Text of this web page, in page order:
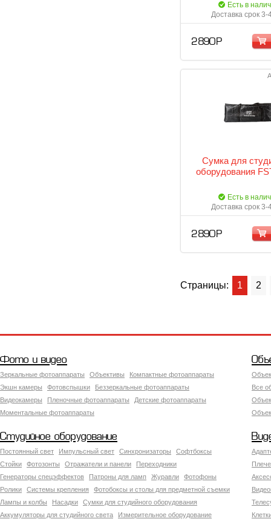
Есть в
Доставка срок 3-
2 890 Р
Сумка для
оборудования
Есть в
Доставка срок 3-
2 890 Р
Страницы: 1 2
Фото и видео
Зеркальные фотоаппараты Объективы
Компактные фотоаппараты
Экшн камеры
Фотовспышки
Беззеркальные фотоаппараты
Видеокамеры
Пленочные фотоаппараты
Детские фотоаппараты
Моментальные фотоаппараты
Все
Студийное оборудование
Постоянный свет Импульсный свет Синхронизаторы
Софтбоксы
Стойки
Фотозонты Отражатели и панели
Переходники
Генераторы спецэффектов
Патроны для ламп Журавли
Фотофоны
Ролики
Системы крепления
Фотобоксы и столы для предметной съемки
Лампы и колбы
Насадки
Сумки для студийного оборудования
Аккумуляторы для студийного света
Измерительное оборудование